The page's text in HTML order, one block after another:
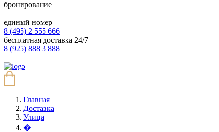
бронирование
единый номер
8 (495) 2 555 666
бесплатная доставка 24/7
8 (925) 888 3 888
Главная
Доставка
Улица
�